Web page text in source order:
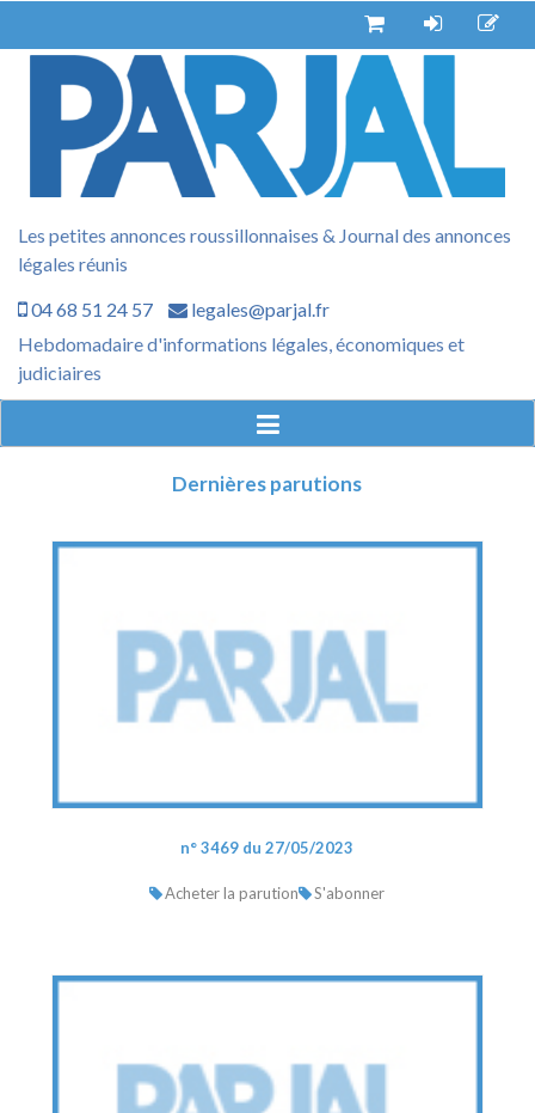
Les petites annonces roussillonnaises & Journal des annonces
légales réunis
04 68 51 24 57
legales@parjal.fr
Hebdomadaire d'informations légales, économiques et
judiciaires
Dernières parutions
n° 3469 du 27/05/2023
Acheter la parution S'abonner